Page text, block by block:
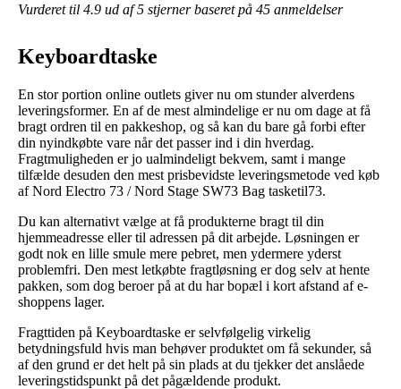
Vurderet til 4.9 ud af 5 stjerner baseret på 45 anmeldelser
Keyboardtaske
En stor portion online outlets giver nu om stunder alverdens
leveringsformer. En af de mest almindelige er nu om dage at få
bragt ordren til en pakkeshop, og så kan du bare gå forbi efter
din nyindkøbte vare når det passer ind i din hverdag.
Fragtmuligheden er jo ualmindeligt bekvem, samt i mange
tilfælde desuden den mest prisbevidste leveringsmetode ved køb
af Nord Electro 73 / Nord Stage SW73 Bag tasketil73.
Du kan alternativt vælge at få produkterne bragt til din
hjemmeadresse eller til adressen på dit arbejde. Løsningen er
godt nok en lille smule mere pebret, men ydermere yderst
problemfri. Den mest letkøbte fragtløsning er dog selv at hente
pakken, som dog beroer på at du har bopæl i kort afstand af e-
shoppens lager.
Fragttiden på Keyboardtaske er selvfølgelig virkelig
betydningsfuld hvis man behøver produktet om få sekunder, så
af den grund er det helt på sin plads at du tjekker det anslåede
leveringstidspunkt på det pågældende produkt.